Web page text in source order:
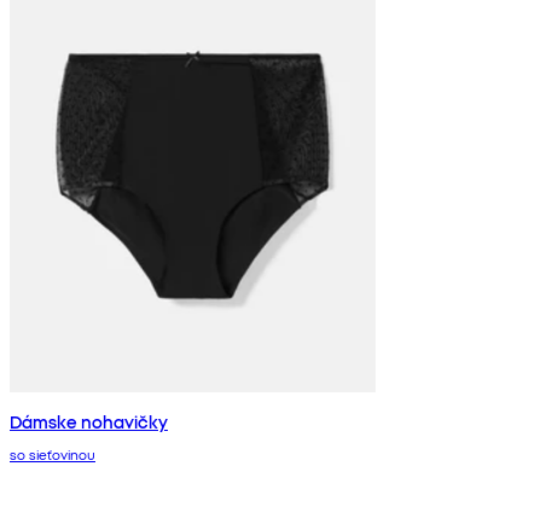
Dámske nohavičky
so sieťovinou